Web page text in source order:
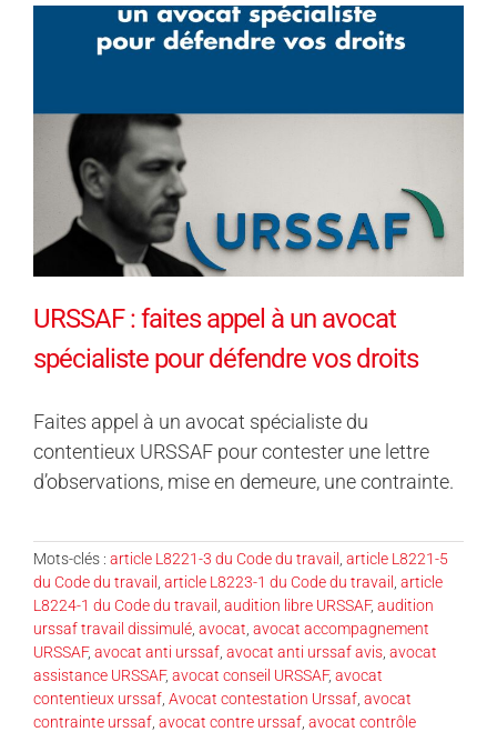
URSSAF : faites appel à un avocat
spécialiste pour défendre vos droits
Faites appel à un avocat spécialiste du
contentieux URSSAF pour contester une lettre
d’observations, mise en demeure, une contrainte.
Mots-clés : article L8221-3 du Code du travail
article L8221-5
du Code du travail
article L8223-1 du Code du travail
article
L8224-1 du Code du travail
audition libre URSSAF, audition
urssaf travail dissimulé avocat avocat accompagnement
URSSAF, avocat anti urssaf avocat anti urssaf avis avocat
assistance URSSAF, avocat conseil URSSAF, avocat
contentieux urssaf Avocat contestation Urssaf avocat
contrainte urssaf avocat contre urssaf avocat contrôle